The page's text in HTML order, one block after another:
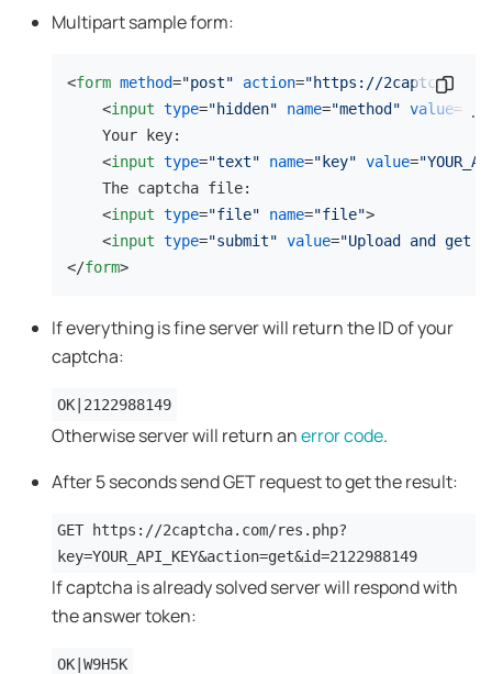
Multipart sample form:
<form method="post" action="https://
<input type="hidden" name="method" value=
    Your key:
<input type="text" name="key" value=
    The captcha file:
<input type="file" name="file">
<input type="submit" value="Upload and get
</form>
If everything is fine server will return the ID of your
captcha:
OK|2122988149
Otherwise server will return anerror code.
After 5 seconds send GET request to get the result:
GET https://2captcha.com/res.php?
key=YOUR_API_KEY&action=get&id=2122988149
If captcha is already solved server will respond with
the answer token:
OK|W9H5K